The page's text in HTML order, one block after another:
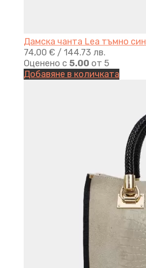
Дамска чанта Lea тъмно
74,00 € / 144.73 лв.
Оценено с 5.00 от 5
Добавяне в количката